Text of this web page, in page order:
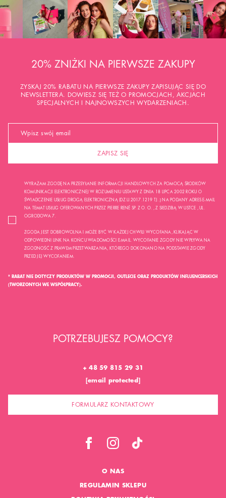
20% ZNIŻKI NA PIERWSZE ZAKUPY
ZYSKAJ 20% RABATU NA PIERWSZE ZAKUPY ZAPISUJĄC SIĘ DO
NEWSLETTERA. DOWIESZ SIĘ TEŻ O PROMOCJACH, AKCJACH
SPECJALNYCH I NAJNOWSZYCH WYDARZENIACH.
ZAPISZ SIĘ
WYRAŻAM ZGODĘ NA PRZESYŁANIE INFORMACJI HANDLOWYCH ZA POMOCĄ ŚRODKÓW
KOMUNIKACJI ELEKTRONICZNEJ W ROZUMIENIU USTAWY Z DNIA 18 LIPCA 2002 ROKU O
ŚWIADCZENIE USŁUG DROGĄ ELEKTRONICZNĄ (DZ.U.2017.1219 TJ..) NA PODANY ADRES E-MAIL
NA TEMAT USŁUG OFEROWANYCH PRZEZ PIERRE RENÉ SP. Z O. O. , Z SIEDZIBĄ W USTCE , UL.
OGRODOWA 7.
ZGODA JEST DOBROWOLNA I MOŻE BYĆ W KAŻDEJ CHWILI WYCOFANA, KLIKAJĄC W
ODPOWIEDNI LINK NA KOŃCU WIADOMOŚCI E-MAIL. WYCOFANIE ZGODY NIE WPŁYWA NA
ZGODNOŚĆ Z PRAWEM PRZETWARZANIA, KTÓREGO DOKONANO NA PODSTAWIE ZGODY
PRZED JEJ WYCOFANIEM.
* RABAT NIE DOTYCZY PRODUKTÓW W PROMOCJI, OUTLECIE ORAZ PRODUKTÓW INFLUENCERSKICH
(TWORZONYCH WE WSPÓŁPRACY).
POTRZEBUJESZ POMOCY?
+ 48 59 815 29 31
[email protected]
FORMULARZ KONTAKTOWY
O NAS
REGULAMIN SKLEPU